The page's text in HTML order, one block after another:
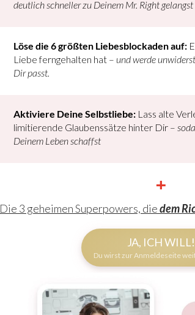
deutlich schneller zu Deinem Mr. Right
Löse die 6 größten Liebesblockaden auf:
Liebe ferngehalten hat – und werde
Dir passt.
Aktiviere Deine Selbstliebe: Lass alte
limitierende Glaubenssätze hinter Dir –
Deinem Leben schaffst
+
Die 3 geheimen Superpowers, diedem
JA, ICH WILL!
Du wirst zur Anmeldeseite